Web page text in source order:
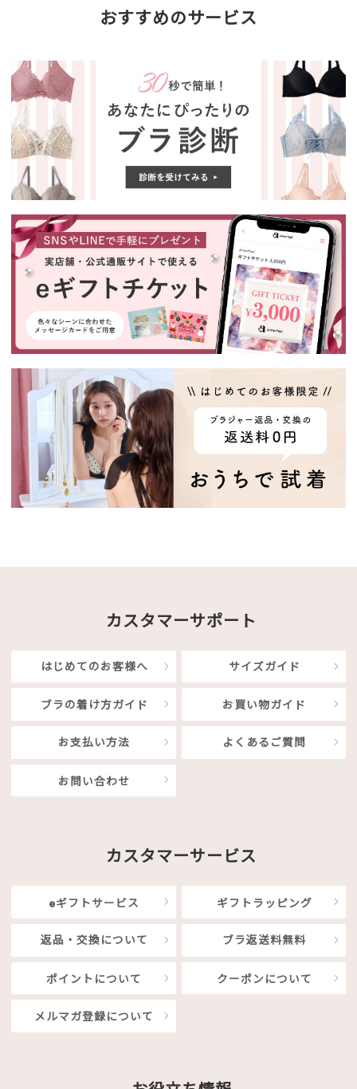
おすすめのサービス
カスタマーサポート
はじめてのお客様へ サイズガイド
ブラの着け方ガイド お買い物ガイド
お支払い方法 よくあるご質問
お問い合わせ
カスタマーサービス
eギフトサービス ギフトラッピング
返品・交換について ブラ返送料無料
ポイントについて クーポンについて
メルマガ登録について